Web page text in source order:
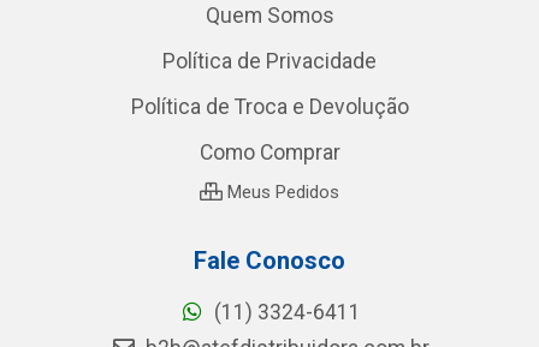
Quem Somos
Política de Privacidade
Política de Troca e Devolução
Como Comprar
Meus Pedidos
Fale Conosco
(11) 3324-6411